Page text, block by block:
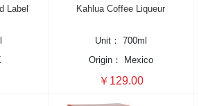
Label
Kahlua Coffee Liqueur
Unit： 700ml
Origin：
Mexico
￥129.00